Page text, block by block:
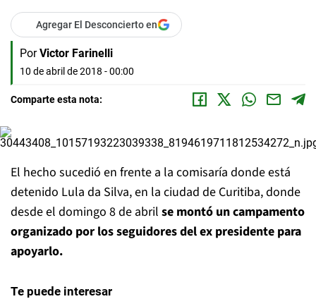
Agregar El Desconcierto en
Por Victor Farinelli
10 de abril de 2018 - 00:00
Comparte esta nota:
El hecho sucedió en frente a la comisaría donde está
detenido Lula da Silva, en la ciudad de Curitiba, donde
desde el domingo 8 de abril se montó un campamento
organizado por los seguidores del ex presidente para
apoyarlo.
Te puede interesar